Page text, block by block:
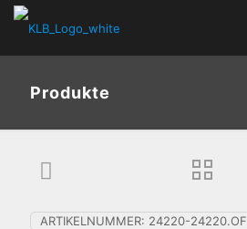
Produkte
ARTIKELNUMMER: 24220-24220.OF